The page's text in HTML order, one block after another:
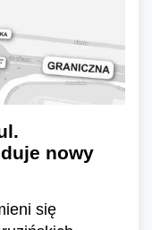
nowy
się